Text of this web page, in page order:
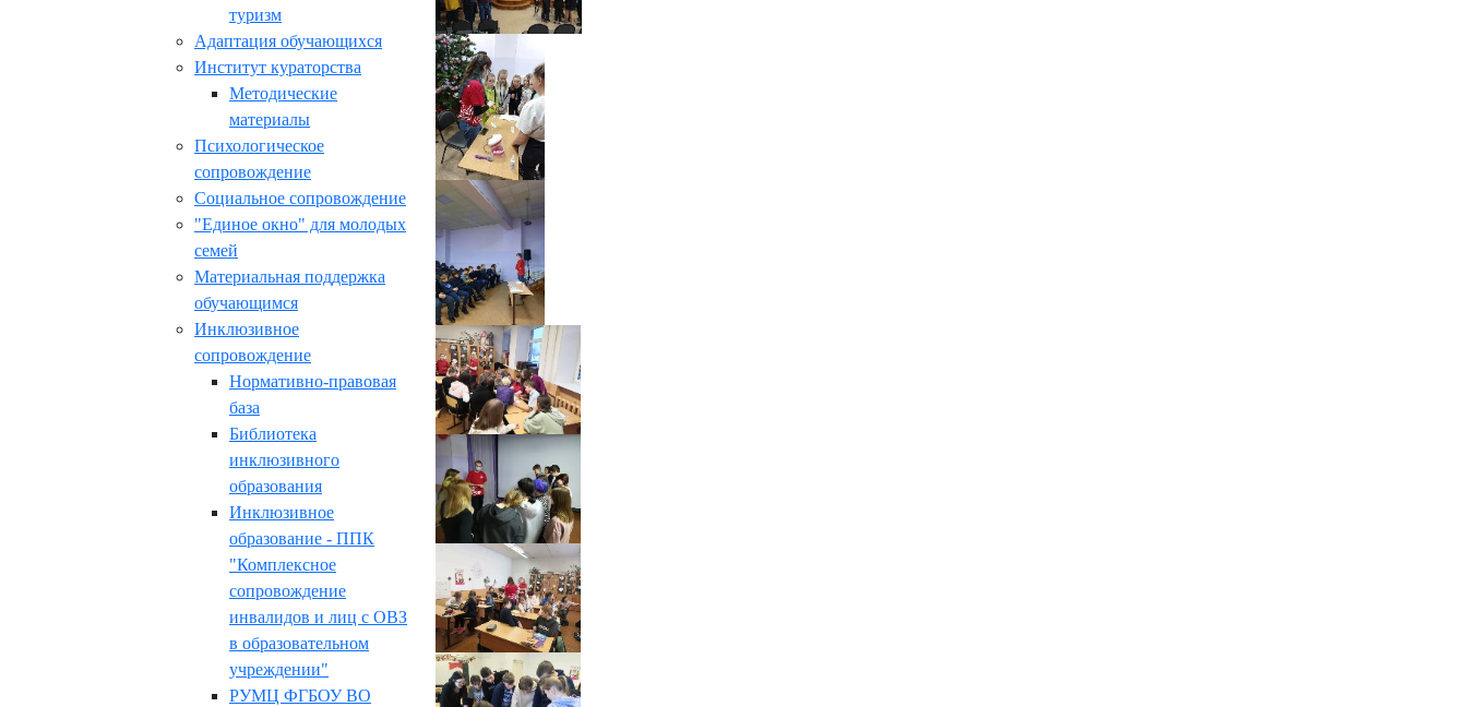
туризм
Адаптация обучающихся
Институт кураторства
Методические
материалы
Психологическое
сопровождение
Социальное сопровождение
"Единое окно" для молодых
семей
Материальная поддержка
обучающимся
Инклюзивное
сопровождение
Нормативно-правовая
база
Библиотека
инклюзивного
образования
Инклюзивное
образование - ППК
"Комплексное
сопровождение
инвалидов и лиц с ОВЗ
в образовательном
учреждении"
РУМЦ ФГБОУ ВО